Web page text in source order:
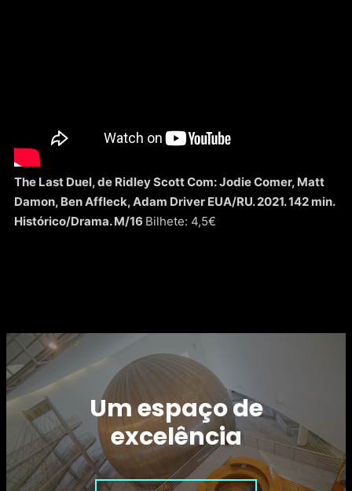
The Last Duel, de Ridley Scott Com: Jodie Comer, Matt
Damon, Ben Affleck, Adam Driver EUA/RU. 2021. 142 min.
Histórico/Drama. M/16 Bilhete: 4,5€
Um espaço de
excelência